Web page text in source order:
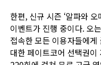
한편, 신규 시즌 ‘알파와
이벤트가 진행 중이다. 오
접속한 모든 이용자들에
대한 페이트코어 선택권